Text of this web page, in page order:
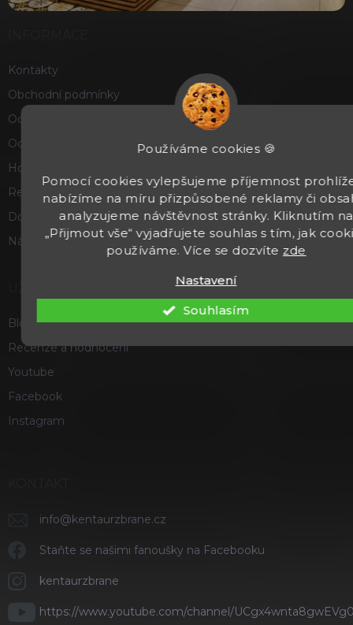
Používáme cookies 🍪
Pomocí cookies vylepšujeme příjemnost
nabízíme na míru přizpůsobené reklamy či
analyzujeme návštěvnost stránky. Kliknutím na
„Přijmout vše“ vyjadřujete souhlas s tím, jak
používáme. Více se dozvíte zde
Nastavení
Souhlasím
Kontakty
Obchodní podmínky
Ochrana osobních údajů
Odstoupení od smlouvy
Hodnocení obchodu
Reklamace a vrácení zboží
Doprava a platba
Náš příběh
Blog
Recenze a hodnocení
Youtube
Facebook
Instagram
info@kentaurzbrane.cz
Staňte se našimi fanoušky na Facebooku
kentaurzbrane
https://www.youtube.com/channel/